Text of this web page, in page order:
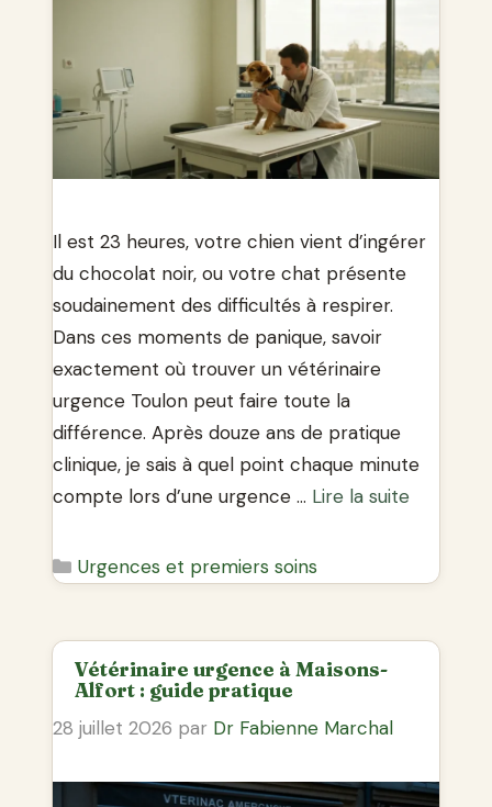
Il est 23 heures, votre chien vient d’ingérer
du chocolat noir, ou votre chat présente
soudainement des difficultés à respirer.
Dans ces moments de panique, savoir
exactement où trouver un vétérinaire
urgence Toulon peut faire toute la
différence. Après douze ans de pratique
clinique, je sais à quel point chaque minute
compte lors d’une urgence … Lire la suite
Catégories
Urgences et premiers soins
Vétérinaire urgence à Maisons-
Alfort : guide pratique
28 juillet 2026 par Dr Fabienne Marchal